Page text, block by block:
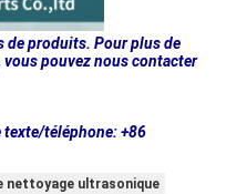
de produits. Pour plus de
pouvez nous contacter
téléphone: +86
nettoyage ultrasonique